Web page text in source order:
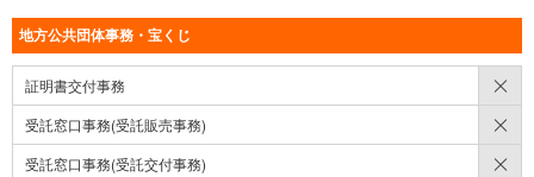
地方公共団体事務・宝くじ
証明書交付事務
受託窓口事務(受託販売事務)
受託窓口事務(受託交付事務)